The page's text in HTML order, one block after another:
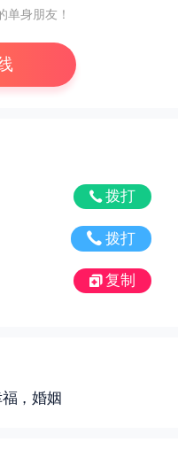
单身朋友！
拨打
拨打
复制
，婚姻